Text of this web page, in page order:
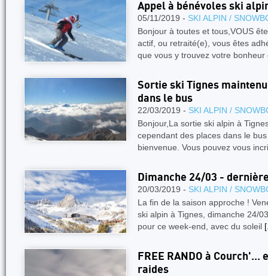
Appel à bénévoles ski
05/11/2019 - SKI ALPIN /
Bonjour à toutes et tous,VOUS
actif, ou retraité(e), vous êtes
que vous y trouvez votre
Sortie ski Tignes
dans le bus
22/03/2019 - SKI ALPIN /
Bonjour,La sortie ski alpin à
cependant des places dans le
bienvenue. Vous pouvez vous
Dimanche 24/03 -
20/03/2019 - SKI ALPIN /
La fin de la saison approche !
ski alpin à Tignes, dimanche 24/
pour ce week-end, avec du soleil
FREE RANDO à
raides